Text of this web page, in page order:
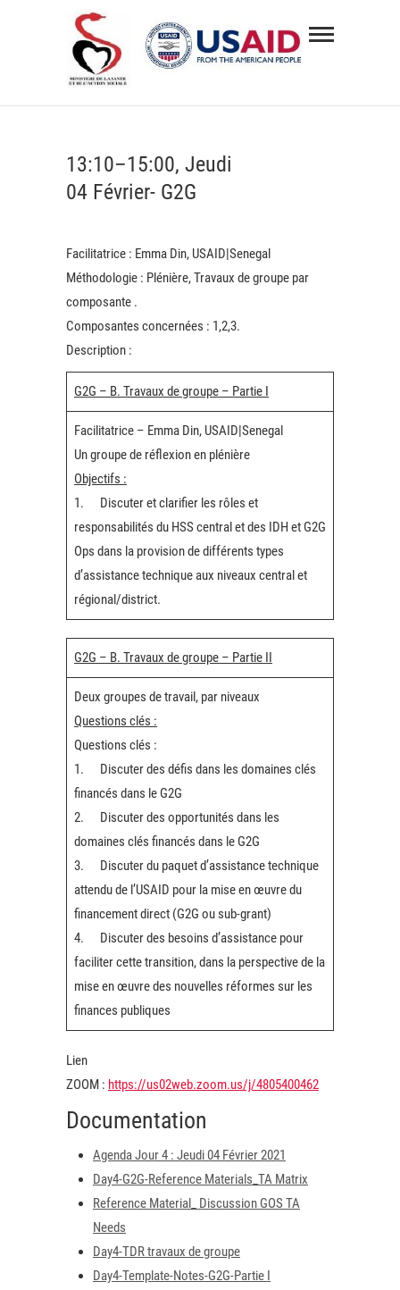
Senegal
creation
DÉVELOPPEMENT DE 03 NOUVEAUX PROJETS DE
13:10–15:00, Jeudi
04 Février- G2G
Facilitatrice : Emma Din, USAID|Senegal
Méthodologie : Plénière, Travaux de groupe par
composante .
Composantes concernées : 1,2,3.
Description :
G2G – B. Travaux de groupe – Partie I
Facilitatrice – Emma Din, USAID|Senegal
Un groupe de réflexion en plénière
Objectifs :
1. Discuter et clarifier les rôles et
responsabilités du HSS central et des IDH et G2G
Ops dans la provision de différents types
d’assistance technique aux niveaux central et
régional/district.
G2G – B. Travaux de groupe – Partie II
Deux groupes de travail, par niveaux
Questions clés :
Questions clés :
1. Discuter des défis dans les domaines clés
financés dans le G2G
2. Discuter des opportunités dans les
domaines clés financés dans le G2G
3. Discuter du paquet d’assistance technique
attendu de l’USAID pour la mise en œuvre du
financement direct (G2G ou sub-grant)
4. Discuter des besoins d’assistance pour
faciliter cette transition, dans la perspective de la
mise en œuvre des nouvelles réformes sur les
finances publiques
Lien
ZOOM : https://us02web.zoom.us/j/4805400462
Documentation
Agenda Jour 4 : Jeudi 04 Février 2021
Day4-G2G-Reference Materials_TA Matrix
Reference Material_ Discussion GOS TA
Needs
Day4-TDR travaux de groupe
Day4-Template-Notes-G2G-Partie I